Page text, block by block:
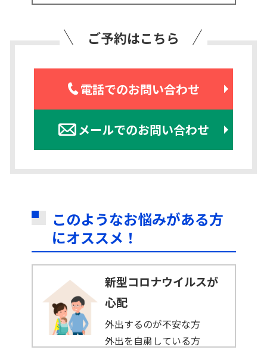
ご予約はこちら
電話でのお問い合わせ
メールでのお問い合わせ
このようなお悩みがある方
にオススメ！
新型コロナウイルスが
心配
外出するのが不安な方
外出を自粛している方